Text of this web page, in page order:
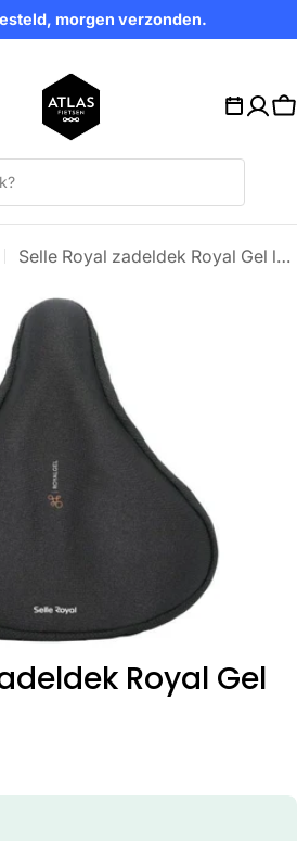
morgen verzonden.
Selle Royal zadeldek Royal Gel large
Royal Gel